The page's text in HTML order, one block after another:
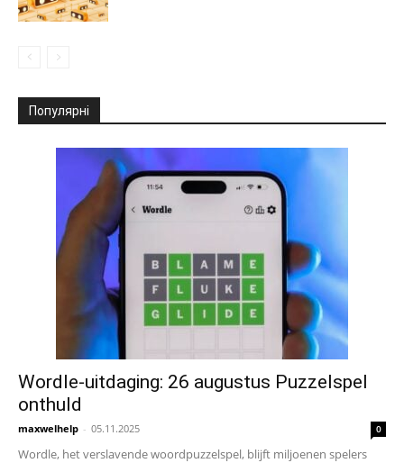
Популярні
Wordle-uitdaging: 26 augustus Puzzelspel
onthuld
maxwelhelp - 05.11.2025 0
Wordle, het verslavende woordpuzzelspel, blijft miljoenen spelers